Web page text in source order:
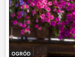
OGRÓD